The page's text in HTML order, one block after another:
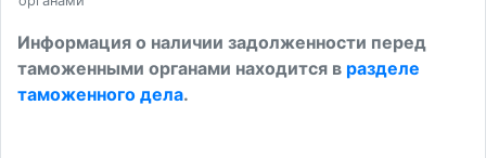
Информация о наличии задолженности перед
таможенными органами находится в разделе
таможенного дела.